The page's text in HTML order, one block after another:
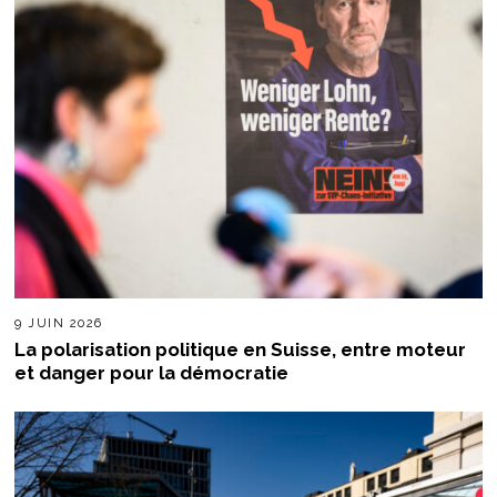
9 JUIN 2026
La polarisation politique en Suisse, entre moteur
et danger pour la démocratie